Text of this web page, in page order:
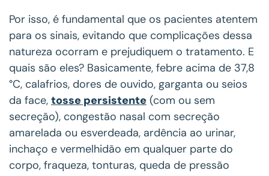
Por isso, é fundamental que os pacientes atentem
para os sinais, evitando que complicações dessa
natureza ocorram e prejudiquem o tratamento. E
quais são eles? Basicamente, febre acima de 37,8
°C, calafrios, dores de ouvido, garganta ou seios
da face, tosse persistente (com ou sem
secreção), congestão nasal com secreção
amarelada ou esverdeada, ardência ao urinar,
inchaço e vermelhidão em qualquer parte do
corpo, fraqueza, tonturas, queda de pressão